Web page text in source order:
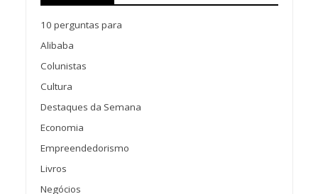
10 perguntas para
Alibaba
Colunistas
Cultura
Destaques da Semana
Economia
Empreendedorismo
Livros
Negócios